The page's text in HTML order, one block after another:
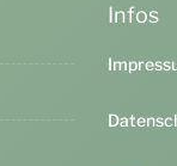
Infos